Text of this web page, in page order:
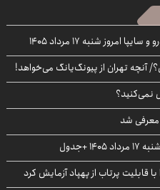
شنبه ۱۷ مرداد ۱۴۰۵
آنچه تهران از پیونگ‌یانگ می‌خواهد!
نمی‌کنید؟
معرفی شد
پرتاب از پهپاد آزمایش کرد